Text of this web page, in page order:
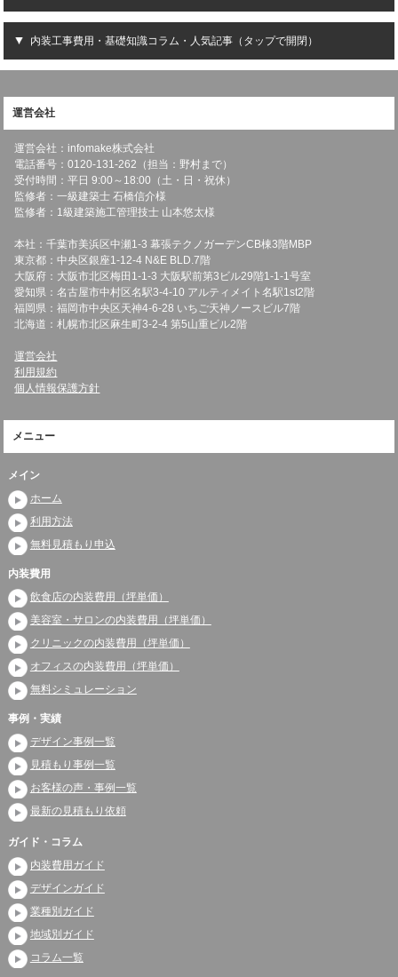
内装工事費用・基礎知識コラム・人気記事（タップで開閉）
運営会社
運営会社：infomake株式会社
電話番号：0120-131-262（担当：野村まで）
受付時間：平日 9:00～18:00（土・日・祝休）
監修者：一級建築士 石橋信介様
監修者：1級建築施工管理技士 山本悠太様
本社：千葉市美浜区中瀬1-3 幕張テクノガーデンCB棟3階MBP
東京都：中央区銀座1-12-4 N&E BLD.7階
大阪府：大阪市北区梅田1-1-3 大阪駅前第3ビル29階1-1-1号室
愛知県：名古屋市中村区名駅3-4-10 アルティメイト名駅1st2階
福岡県：福岡市中央区天神4-6-28 いちご天神ノースビル7階
北海道：札幌市北区麻生町3-2-4 第5山重ビル2階
運営会社
利用規約
個人情報保護方針
メニュー
メイン
ホーム
利用方法
無料見積もり申込
内装費用
飲食店の内装費用（坪単価）
美容室・サロンの内装費用（坪単価）
クリニックの内装費用（坪単価）
オフィスの内装費用（坪単価）
無料シミュレーション
事例・実績
デザイン事例一覧
見積もり事例一覧
お客様の声・事例一覧
最新の見積もり依頼
ガイド・コラム
内装費用ガイド
デザインガイド
業種別ガイド
地域別ガイド
コラム一覧